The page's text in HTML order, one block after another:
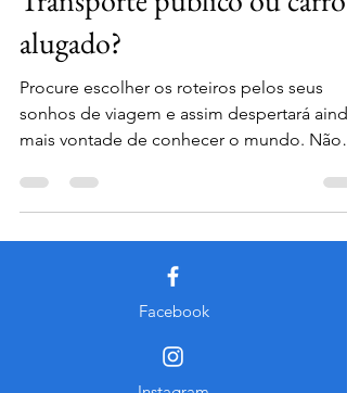
Transporte público ou carro
alugado?
Procure escolher os roteiros pelos seus
sonhos de viagem e assim despertará ainda
mais vontade de conhecer o mundo. Não
Facebook